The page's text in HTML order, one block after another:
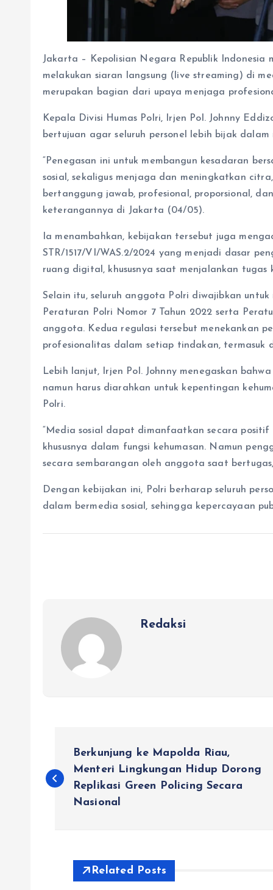
Jakarta – Kepolisian Negara Republik Indonesia
melakukan siaran langsung (live streaming) di
merupakan bagian dari upaya menjaga
Kepala Divisi Humas Polri, Irjen Pol. Johnny
bertujuan agar seluruh personel lebih bijak
“Penegasan ini untuk membangun kesadaran
sosial, sekaligus menjaga dan meningkatkan
bertanggung jawab, profesional, proporsional,
keterangannya di Jakarta (04/05).
Ia menambahkan, kebijakan tersebut juga
STR/1517/VI/WAS.2/2024 yang menjadi dasar
ruang digital, khususnya saat menjalankan tugas
Selain itu, seluruh anggota Polri diwajibkan
Peraturan Polri Nomor 7 Tahun 2022 serta
anggota. Kedua regulasi tersebut menekankan
profesionalitas dalam setiap tindakan, termasuk
Lebih lanjut, Irjen Pol. Johnny menegaskan
namun harus diarahkan untuk kepentingan
Polri.
“Media sosial dapat dimanfaatkan secara
khususnya dalam fungsi kehumasan. Namun
secara sembarangan oleh anggota saat
Dengan kebijakan ini, Polri berharap seluruh
dalam bermedia sosial, sehingga kepercayaan
Redaksi
a
Berkunjung ke Mapolda Riau,
Menteri Lingkungan Hidup Dorong
Replikasi Green Policing Secara
Nasional
Related Posts